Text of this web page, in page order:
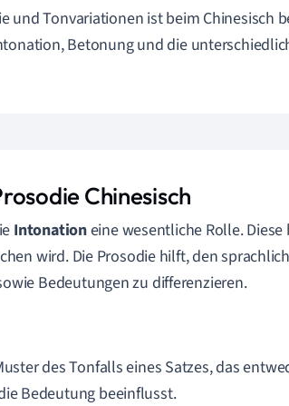
und Tonvariationen ist beim Chinesisch
Betonung und die
Chinesisch
Intonationeine wesentliche Rolle.
wird. Die Prosodie hilft, den
Bedeutungen zu differenzieren.
des Tonfalls eines Satzes, das
Bedeutung beeinflusst.